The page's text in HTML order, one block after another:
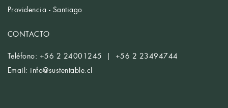
Providencia - Santiago
CONTACTO
Teléfono: +56 2 24001245 | +56 2 23494744
Email: info@sustentable.cl